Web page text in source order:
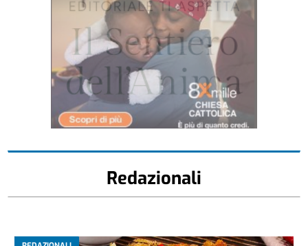
Redazionali